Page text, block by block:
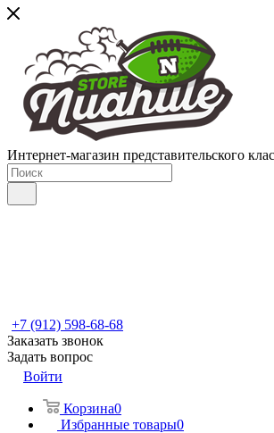
Интернет-магазин представительского
+7 (912) 598-68-68
Заказать звонок
Задать вопрос
Войти
Корзина0
Избранные товары0